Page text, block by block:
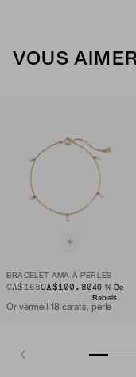
VOUS
BRACELET AMA À PERLES
ORIGINAL PRICE
CA$168
SALE PRICECA$100.8040 % De
Rabais
Or vermeil 18 carats, perle